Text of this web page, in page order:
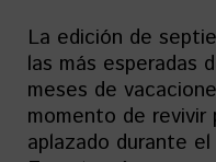
La edición de
las más esperadas
meses de
momento de
aplazado durante el